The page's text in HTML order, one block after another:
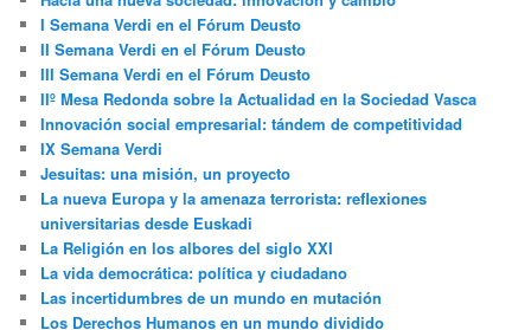
I Semana Verdi en el Fórum Deusto
II Semana Verdi en el Fórum Deusto
III Semana Verdi en el Fórum Deusto
IIº Mesa Redonda sobre la Actualidad en la Sociedad Vasca
Innovación social empresarial: tándem de competitividad
IX Semana Verdi
Jesuitas: una misión, un proyecto
La nueva Europa y la amenaza terrorista: reflexiones
universitarias desde Euskadi
La Religión en los albores del siglo XXI
La vida democrática: política y ciudadano
Las incertidumbres de un mundo en mutación
Los Derechos Humanos en un mundo dividido